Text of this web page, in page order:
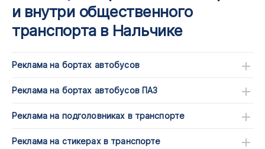
и внутри общественного
транспорта в Нальчике
Реклама на бортах автобусов
Реклама на бортах автобусов ПАЗ
Реклама на подголовниках в транспорте
Реклама на стикерах в транспорте